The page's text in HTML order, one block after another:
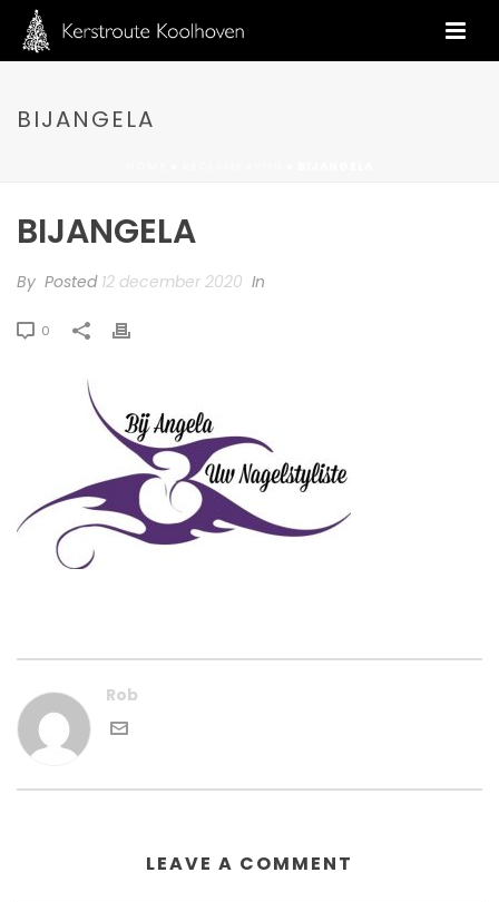
BIJANGELA
BIJANGELA
By Posted 12 december 2020 In
0
Rob
LEAVE A COMMENT